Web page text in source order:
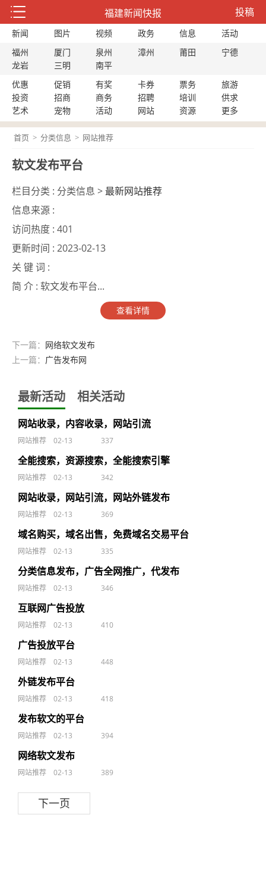
福建新闻快报 投稿
新闻 图片 视频 政务 信息
活动
福州
厦门 泉州 漳州 莆田
宁德
龙岩
三明
南平
优惠
促销 有奖 卡券 票务
旅游
投资
招商 商务 招聘 培训
供求
艺术
宠物 活动 网站 资源 更多
首页 > 分类信息 > 网站推荐
软文发布平台
栏目分类 : 分类信息 >最新网站推荐
信息来源 :
访问热度 : 401
更新时间 : 2023-02-13
关 键 词 :
简 介 : 软文发布平台...
查看详情
下一篇： 网络软文发布
上一篇： 广告发布网
最新活动 相关活动
网站收录，内容收录，网站引流
网站推荐 02-13 337
全能搜索，资源搜索，全能搜索引擎
网站推荐 02-13 342
网站收录，网站引流，网站外链发布
网站推荐 02-13 369
域名购买，域名出售，免费域名交易平台
网站推荐 02-13 335
分类信息发布，广告全网推广，代发布
网站推荐 02-13 346
互联网广告投放
网站推荐 02-13 410
广告投放平台
网站推荐 02-13 448
外链发布平台
网站推荐 02-13 418
发布软文的平台
网站推荐 02-13 394
网络软文发布
网站推荐 02-13 389
下一页